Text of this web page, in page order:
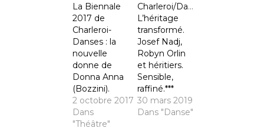
La Biennale
2017 de
Charleroi-
Danses : la
nouvelle
donne de
Donna Anna
(Bozzini).
2 octobre 2017
Dans
"Théâtre"
Charleroi/Danse/LEGS.
L’héritage
transformé.
Josef Nadj,
Robyn Orlin
et héritiers.
Sensible,
raffiné.***
30 mars 2019
Dans "Danse"